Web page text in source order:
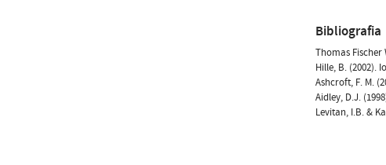
Bibliografia
Thomas Fischer
Hille, B. (2002).
Ashcroft, F. M.
Aidley, D.J.
Levitan, I.B. &